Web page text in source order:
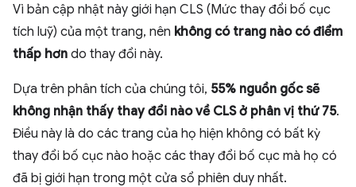
Vì bản cập nhật này giới hạn CLS (Mức thay đổi bố cục
tích luỹ) của một trang, nên không có trang nào có điểm
thấp hơn do thay đổi này.
Dựa trên phân tích của chúng tôi, 55% nguồn gốc sẽ
không nhận thấy thay đổi nào về CLS ở phân vị thứ 75.
Điều này là do các trang của họ hiện không có bất kỳ
thay đổi bố cục nào hoặc các thay đổi bố cục mà họ có
đã bị giới hạn trong một cửa sổ phiên duy nhất.